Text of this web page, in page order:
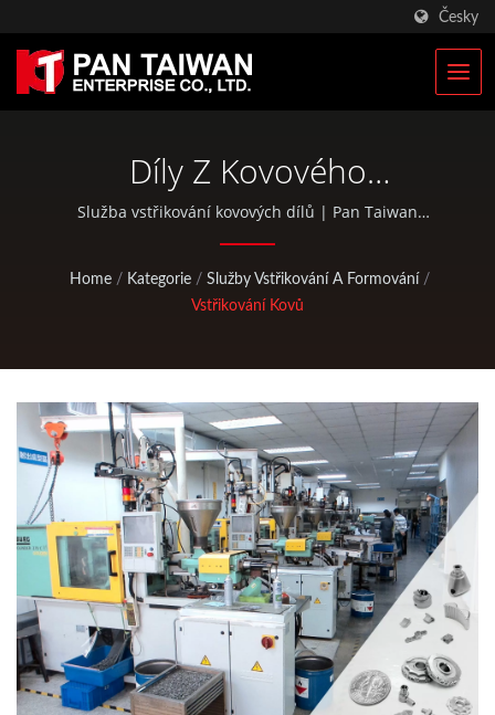
Česky
Díly Z Kovového
Vstřikování Výrobce
Služba vstřikování kovových dílů | Pan Taiwan
poskytuje služby OEM / ODM, jako jsou služby
EDC pouzdra a standardní díly pro bicykly a venkovní
aktivity.
Home / Kategorie / Služby Vstřikování A Formování /
Vstřikování Kovů